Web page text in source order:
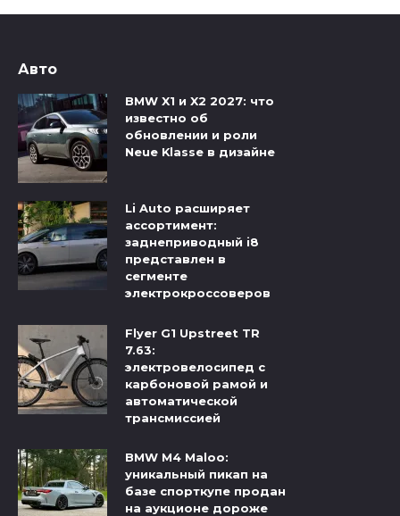
Авто
BMW X1 и X2 2027: что
известно об
обновлении и роли
Neue Klasse в дизайне
Li Auto расширяет
ассортимент:
заднеприводный i8
представлен в
сегменте
электрокроссоверов
Flyer G1 Upstreet TR
7.63:
электровелосипед с
карбоновой рамой и
автоматической
трансмиссией
BMW M4 Maloo:
уникальный пикап на
базе спорткупе продан
на аукционе дороже